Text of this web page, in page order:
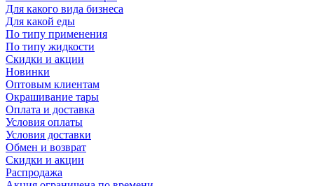
Для какого вида бизнеса
Для какой еды
По типу применения
По типу жидкости
Скидки и акции
Новинки
Оптовым клиентам
Окрашивание тары
Оплата и доставка
Условия оплаты
Условия доставки
Обмен и возврат
Скидки и акции
Распродажа